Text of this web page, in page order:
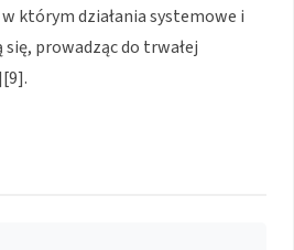
którym działania systemowe i
prowadząc do trwałej